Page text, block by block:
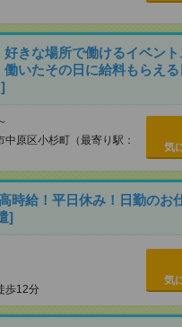
好きな場所で働けるイベント
いたその日に給料もらえる
中原区小杉町（最寄り駅：
気
時給！平日休み！日勤のお
]
歩12分
気